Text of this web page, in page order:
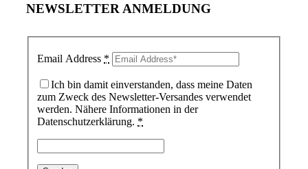
NEWSLETTER ANMELDUNG
Email Address *
Ich bin damit einverstanden, dass meine Daten
zum Zweck des Newsletter-Versandes verwendet
werden. Nähere Informationen in der
Datenschutzerklärung. *